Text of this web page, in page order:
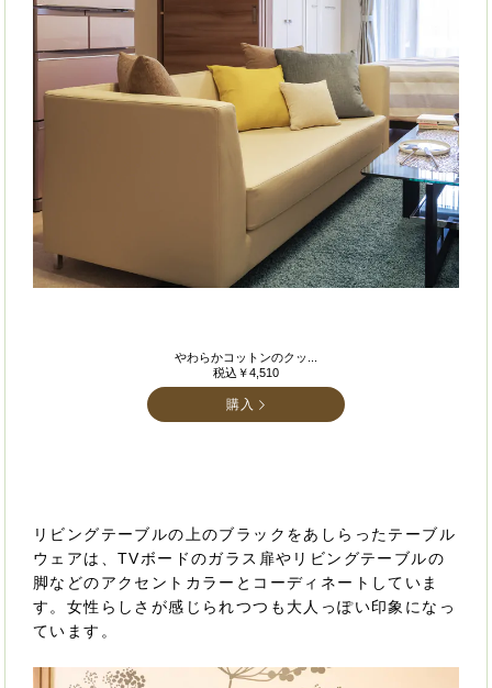
やわらかコットンのクッ...
税込￥4,510
購入
リビングテーブルの上のブラックをあしらったテーブル
ウェアは、TVボードのガラス扉やリビングテーブルの
脚などのアクセントカラーとコーディネートしていま
す。女性らしさが感じられつつも大人っぽい印象になっ
ています。